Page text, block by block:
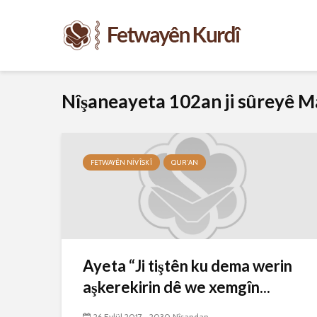
Nîşaneayeta 102an ji sûreyê
FETWAYÊN NIVÎSKÎ QUR'AN
Ayeta “Ji tiştên ku dema werin
aşkerekirin dê we xemgîn...